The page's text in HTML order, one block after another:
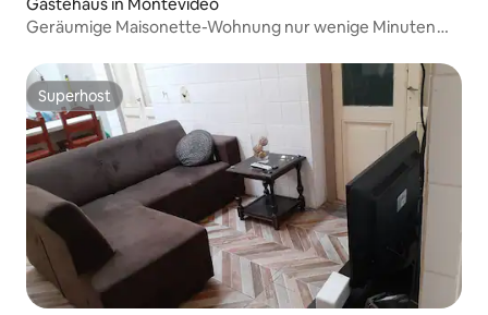
Geräumige Maisonette-Wohnung nur wenige Minuten
Superhost
Superhost